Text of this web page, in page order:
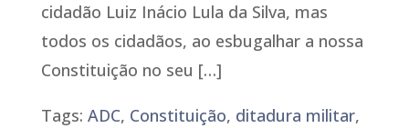
cidadão Luiz Inácio Lula da Silva, mas
todos os cidadãos, ao esbugalhar a nossa
Constituição no seu […]
Tags: ADC, Constituição, ditadura militar,